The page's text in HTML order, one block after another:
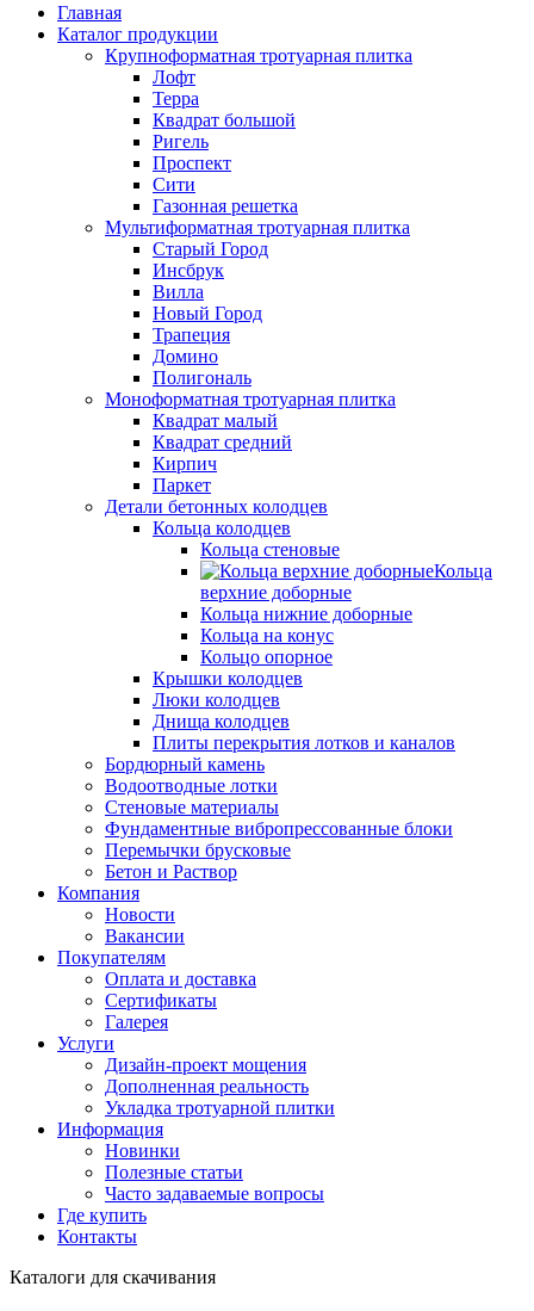
Главная
Каталог продукции
Крупноформатная тротуарная плитка
Лофт
Терра
Квадрат большой
Ригель
Проспект
Сити
Газонная решетка
Мультиформатная тротуарная плитка
Старый Город
Инсбрук
Вилла
Новый Город
Трапеция
Домино
Полигональ
Моноформатная тротуарная плитка
Квадрат малый
Квадрат средний
Кирпич
Паркет
Детали бетонных колодцев
Кольца колодцев
Кольца стеновые
Кольца
верхние доборные
Кольца нижние доборные
Кольца на конус
Кольцо опорное
Крышки колодцев
Люки колодцев
Днища колодцев
Плиты перекрытия лотков и каналов
Бордюрный камень
Водоотводные лотки
Стеновые материалы
Фундаментные вибропрессованные блоки
Перемычки брусковые
Бетон и Раствор
Компания
Новости
Вакансии
Покупателям
Оплата и доставка
Сертификаты
Галерея
Услуги
Дизайн-проект мощения
Дополненная реальность
Укладка тротуарной плитки
Информация
Новинки
Полезные статьи
Часто задаваемые вопросы
Где купить
Контакты
Каталоги для скачивания